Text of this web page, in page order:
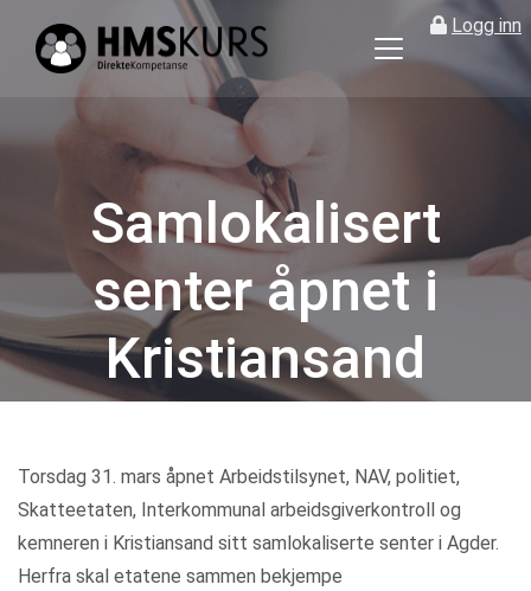
Logg inn
for
ledere
og
verneombud
Samlokalisert
senter åpnet i
Kristiansand
Torsdag 31. mars åpnet Arbeidstilsynet, NAV, politiet,
Skatteetaten, Interkommunal arbeidsgiverkontroll og
kemneren i Kristiansand sitt samlokaliserte senter i Agder.
Herfra skal etatene sammen bekjempe